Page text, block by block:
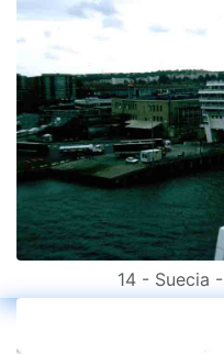
14 - Suecia